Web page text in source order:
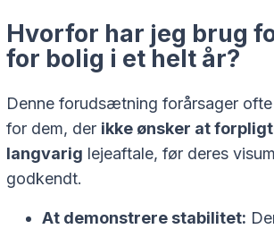
Hvorfor har jeg brug
for bolig i et helt år?
Denne forudsætning forårsager
for dem, der ikke ønsker at
langvarig lejeaftale, før deres
godkendt.
At demonstrere stabilitet: